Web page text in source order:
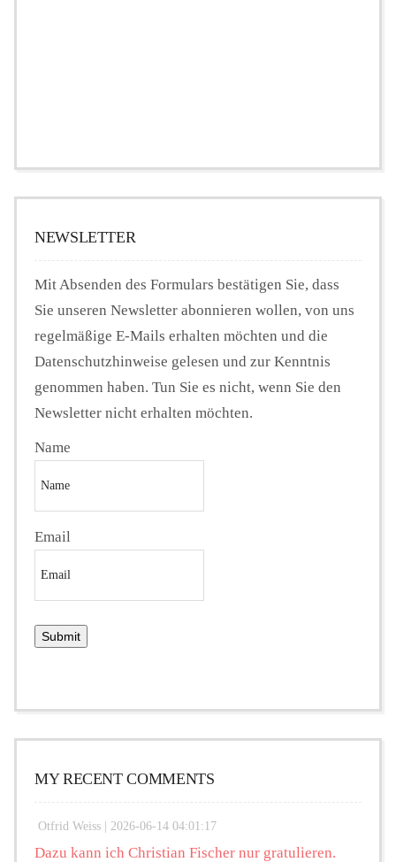
NEWSLETTER
Mit Absenden des Formulars bestätigen Sie, dass
Sie unseren Newsletter abonnieren wollen, von uns
regelmäßige E-Mails erhalten möchten und die
Datenschutzhinweise gelesen und zur Kenntnis
genommen haben. Tun Sie es nicht, wenn Sie den
Newsletter nicht erhalten möchten.
Name
Email
MY RECENT COMMENTS
Otfrid Weiss | 2026-06-14 04:01:17
Dazu kann ich Christian Fischer nur gratulieren.